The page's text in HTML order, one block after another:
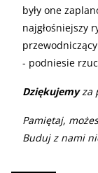
były one
najgłośniejszy
- podniesie
Dziękujemyza
Pamiętaj,
Buduj z nami